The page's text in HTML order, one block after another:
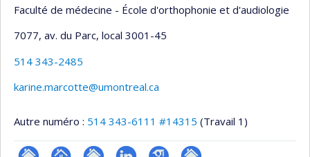
Faculté de médecine - École d'orthophonie et d'audiologie
7077, av. du Parc, local 3001-45
514 343-2485
karine.marcotte@umontreal.ca
Autre numéro : 514 343-6111 #14315 (Travail 1)